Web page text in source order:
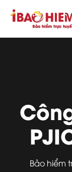
Bảo hiểm